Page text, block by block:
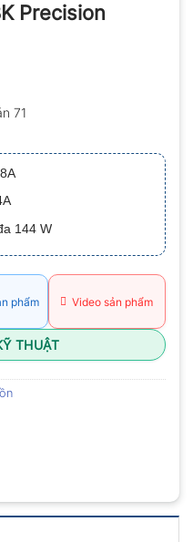
Precision
71
144 W
phẩm Video sản phẩm
THUẬT